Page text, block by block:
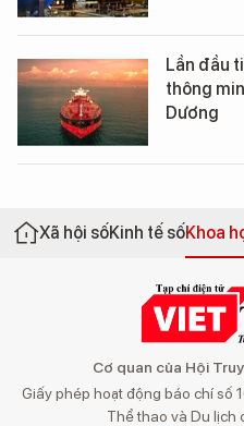
Lần đầu
thông
Dương
Xã hội sốKinh tế sốKhoa
Cơ quan của Hội
Giấy phép hoạt động báo chí số
Thể thao và Du lịch